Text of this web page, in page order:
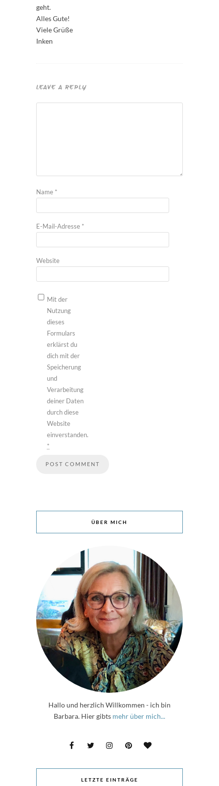
geht.
Alles Gute!
Viele Grüße
Inken
LEAVE A REPLY
Name *
E-Mail-Adresse *
Website
Mit der
Nutzung
dieses
Formulars
erklärst du
dich mit der
Speicherung
und
Verarbeitung
deiner Daten
durch diese
Website
einverstanden.
*
ÜBER MICH
Hallo und herzlich Willkommen - ich bin
Barbara. Hier gibts mehr über mich...
LETZTE EINTRÄGE